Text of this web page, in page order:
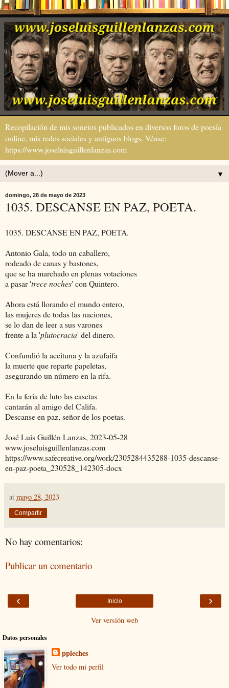
Recopilación de mis sonetos publicados en diversos foros de poesía
online, mis redes sociales y antiguos blogs. Véase:
https://www.joseluisguillenlanzas.com
▼
domingo, 28 de mayo de 2023
1035. DESCANSE EN PAZ, POETA.
1035. DESCANSE EN PAZ, POETA.
Antonio Gala, todo un caballero,
rodeado de canas y bastones,
que se ha marchado en plenas votaciones
a pasar 'trece noches' con Quintero.
Ahora está llorando el mundo entero,
las mujeres de todas las naciones,
se lo dan de leer a sus varones
frente a la 'plutocracia' del dinero.
Confundió la aceituna y la azufaifa
la muerte que reparte papeletas,
asegurando un número en la rifa.
En la feria de luto las casetas
cantarán al amigo del Califa.
Descanse en paz, señor de los poetas.
José Luis Guillén Lanzas, 2023-05-28
www.joseluisguillenlanzas.com
https://www.safecreative.org/work/2305284435288-1035-descanse-
en-paz-poeta_230528_142305-docx
at mayo 28, 2023
Compartir
No hay comentarios:
Publicar un comentario
‹ ›
Inicio
Ver versión web
Datos personales
ppleches
Ver todo mi perfil